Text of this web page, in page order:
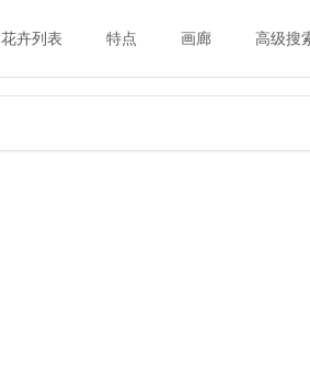
花卉列表 特点 画廊 高级搜